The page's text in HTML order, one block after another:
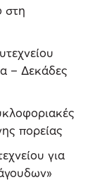
στη
– Δεκάδες
πορείας
για